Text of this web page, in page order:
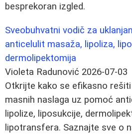
besprekoran izgled.
Sveobuhvatni vodič za
anticelulit masaža, lipoliza,
dermolipektomija
Violeta Radunović 2026-07-03
Otkrijte kako se efikasno
masnih naslaga uz pomoć
lipolize, liposukcije,
lipotransfera. Saznajte sve o